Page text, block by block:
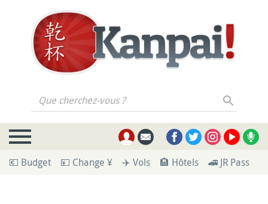
Que cherchez-vous ?
💶 Budget 💴 Change ¥ ✈️ Vols 🏨 Hôtels 🚄 JR Pass